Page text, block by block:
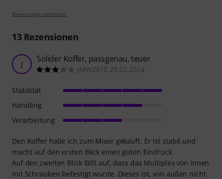
Bewertungsrichtlinien
13Rezensionen
J Solider Koffer, passgenau, teuer
JMW2610 25.02.2024
Den Koffer habe ich zum Mixer gekauft. Er ist stabil und
macht auf den ersten Blick einen guten Eindruck.
Auf den zweiten Blick fällt auf, dass das Multiplex von innen
mit Schrauben befestigt wurde. Dieses ist, von außen nicht
Stabilität
Handling
Verarbeitung